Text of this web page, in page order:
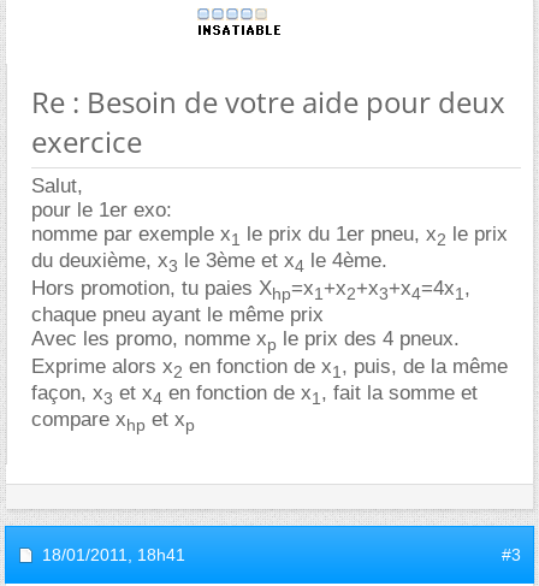
Re : Besoin de votre aide pour deux
exercice
Salut,
pour le 1er exo:
nomme par exemple x1 le prix du 1er pneu, x2 le prix
du deuxième, x3 le 3ème et x4 le 4ème.
Hors promotion, tu paies Xhp=x1+x2+x3+x4=4x1 ,
chaque pneu ayant le même prix
Avec les promo, nomme xp le prix des 4 pneux.
Exprime alors x2 en fonction de x1 , puis, de la même
façon, x3 et x4 en fonction de x1, fait la somme et
compare xhp et xp
18/01/2011, 18h41 #3